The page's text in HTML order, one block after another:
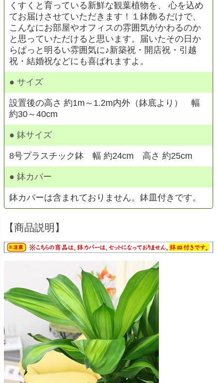
くすくと育っている新鮮な観葉植物を、 心を込め
てお届けさせていただきます！１鉢飾るだけで、
こんなにお部屋やオフィスの雰囲気がかわるのか
と思っていただけると思います。届いたその日か
らぱっと明るい雰囲気に♪新築祝・開店祝・引越
祝・結婚祝などにも喜ばれますよ。
● サイズ
設置後の高さ 約1m～1.2m内外（鉢底より） 幅
約30～40cm
● 鉢サイズ
8号プラスチック鉢 幅 約24cm 高さ 約25cm
● 鉢カバー
鉢カバーは含まれておりません。鉢皿付きです。
【商品説明】